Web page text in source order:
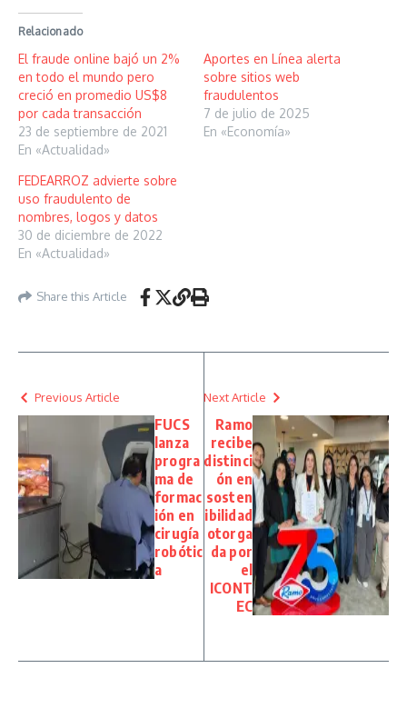
Relacionado
El fraude online bajó un 2%
en todo el mundo pero
creció en promedio US$8
por cada transacción
23 de septiembre de 2021
En «Actualidad»
Aportes en Línea alerta
sobre sitios web
fraudulentos
7 de julio de 2025
En «Economía»
FEDEARROZ advierte sobre
uso fraudulento de
nombres, logos y datos
30 de diciembre de 2022
En «Actualidad»
Share this Article
Previous Article
FUCS
lanza
progra
ma de
formac
ión en
cirugía
robótic
a
Next Article
Ramo
recibe
distinci
ón en
sosten
ibilidad
otorga
da por
el
ICONT
EC